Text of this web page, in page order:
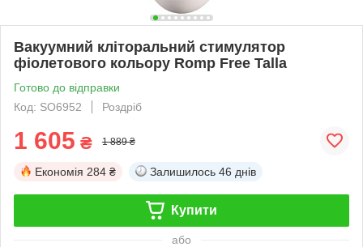
Вакуумний кліторальний стимулятор
фіолетового кольору Romp Free Talla
Готово до відправки
Код: SO6952
Роздріб
1 605 ₴ 1 889 ₴
Економія 284 ₴ Залишилось 46 днів
Купити
або